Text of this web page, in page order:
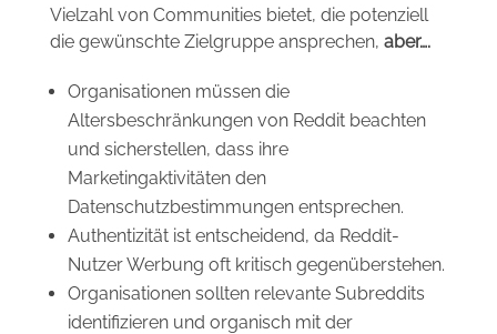
Vielzahl von Communities bietet, die potenziell
die gewünschte Zielgruppe ansprechen, aber….
Organisationen müssen die
Altersbeschränkungen von Reddit beachten
und sicherstellen, dass ihre
Marketingaktivitäten den
Datenschutzbestimmungen entsprechen.
Authentizität ist entscheidend, da Reddit-
Nutzer Werbung oft kritisch gegenüberstehen.
Organisationen sollten relevante Subreddits
identifizieren und organisch mit der